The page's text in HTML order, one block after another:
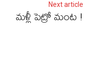
Next article
మళ్లీ పెట్రో మంట !